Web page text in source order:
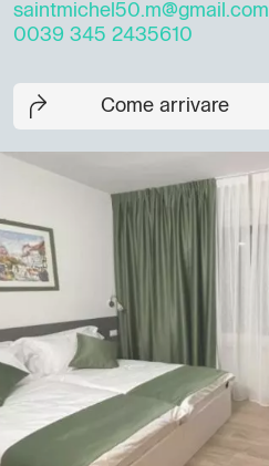
saintmichel50.m@gmail.com
0039 345 2435610
Come arrivare